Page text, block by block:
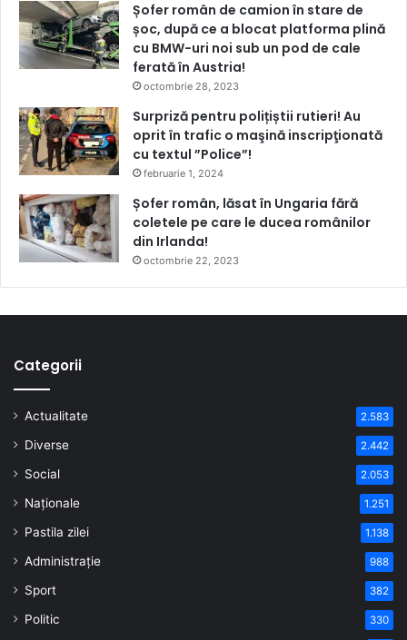
Șofer român de camion în stare de
șoc, după ce a blocat platforma plină
cu BMW-uri noi sub un pod de cale
ferată în Austria!
octombrie 28, 2023
Surpriză pentru polițiștii rutieri! Au
oprit în trafic o maşină inscripţionată
cu textul ”Police”!
februarie 1, 2024
Șofer român, lăsat în Ungaria fără
coletele pe care le ducea românilor
din Irlanda!
octombrie 22, 2023
Categorii
Actualitate 2.583
Diverse 2.442
Social 2.053
Naționale 1.251
Pastila zilei 1.138
Administrație 988
Sport 382
Politic 330